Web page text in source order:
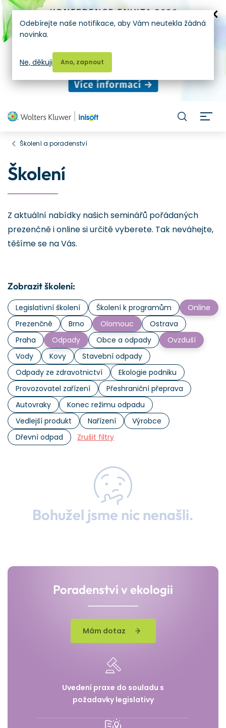
Školení a poradenství
Školení
Z aktuální nabídky našich seminářů pořádaných
prezenčně i online si určitě vyberete. Tak neváhejte,
těšíme se na Vás.
Zobrazit školení:
Legislativní školení Školení k programům
Online
Prezenčně
Brno Olomouc
Ostrava
Praha
Odpady Obce a odpady
Ovzduší
Vody
Kovy
Stavební odpady
Odpady ze zdravotnictví
Ekologie podniku
Provozovatel zařízení
Přeshraniční přeprava
Autovraky
Konec režimu odpadu
Vedlejší produkt
Nařízení
Výrobce
Dřevní odpad
Zrušit filtry
Bohužel jsme nic nenašli.
Poradenství v ekologii
Mám dotaz
Uvedení praxe do souladu s
požadavky legislativy
Odebírejte naše notifikace, aby Vám neutekla žádná
novinka.
Ano, zapnout
Ne, děkuji